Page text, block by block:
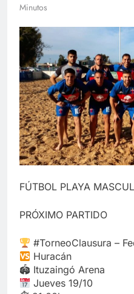
Minutos
FÚTBOL PLAYA
PRÓXIMO PARTIDO
#TorneoClausura –
Huracán
🏟 Ituzaingó Arena
Jueves 19/10